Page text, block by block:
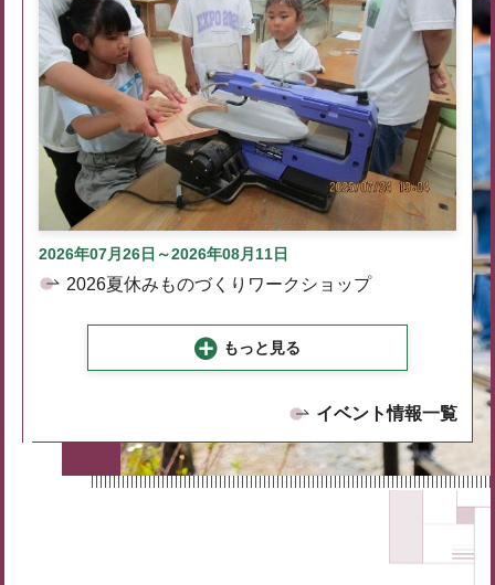
2026年07月26日～2026年08月11日
2026夏休みものづくりワークショップ
もっと見る
イベント情報一覧